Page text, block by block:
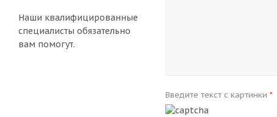
Наши квалифицированные
специалисты обязательно
вам помогут.
Введите текст с картинки*